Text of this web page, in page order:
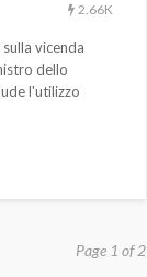
2.66K
vicenda
dello
l'utilizzo
a uno
Page 1 of 2